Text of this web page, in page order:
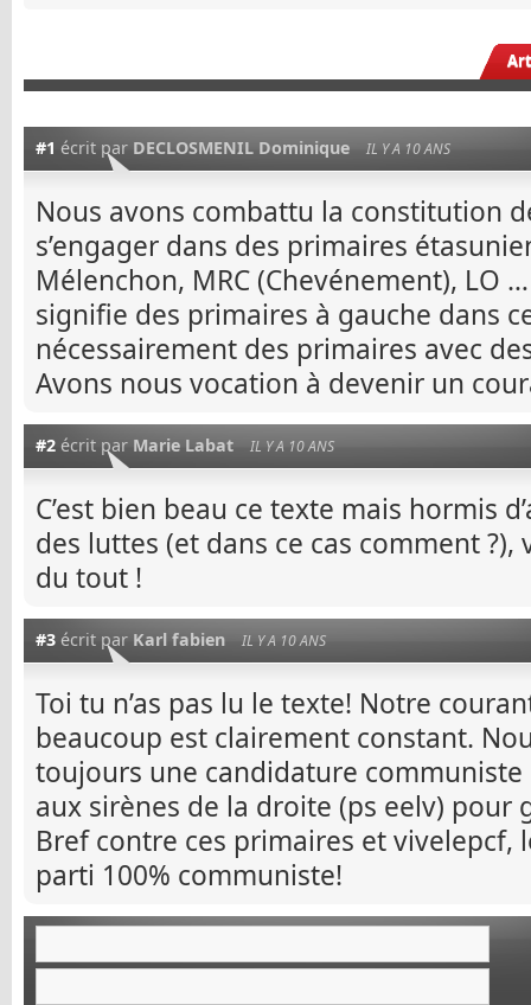
#1 écrit par DECLOSMENIL Dominique IL Y A 10 ANS
Nous avons combattu la constitution
s’engager dans des primaires
Mélenchon, MRC (Chevénement), LO
signifie des primaires à gauche dans
nécessairement des primaires avec
Avons nous vocation à devenir un
#2 écrit par Marie Labat IL Y A 10 ANS
C’est bien beau ce texte mais hormis
des luttes (et dans ce cas comment
du tout !
#3 écrit par Karl fabien IL Y A 10 ANS
Toi tu n’as pas lu le texte! Notre
beaucoup est clairement constant.
toujours une candidature
aux sirènes de la droite (ps eelv) pour
Bref contre ces primaires et vivelepcf,
parti 100% communiste!